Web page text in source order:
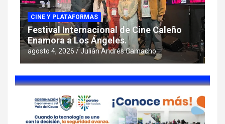
CINE Y PLATAFORMAS
Festival Internacional de Cine Caleño
Enamora a Los Ángeles.
agosto 4, 2026 Julián Andrés Camacho